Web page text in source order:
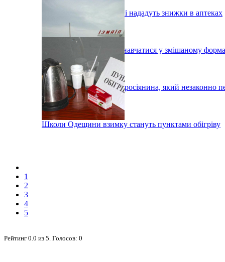
Одеським донорам крові нададуть знижки в аптеках
У Вілково учні можуть навчатися у змішаному
Під Ізмаїлом затримали росіянина, який незаконно
Школи Одещини взимку стануть пунктами обігріву
1
2
3
4
5
Рейтинг 0.0 из 5 . Голосов: 0